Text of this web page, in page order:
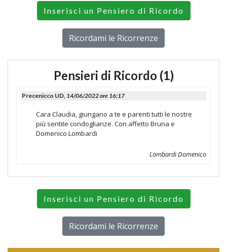
Inserisci un Pensiero di Ricordo
Ricordami le Ricorrenze
Pensieri di Ricordo (1)
Precenicco UD, 14/06/2022 ore 16:17
Cara Claudia, giungano a te e parenti tutti le nostre
più sentite condoglianze. Con affetto Bruna e
Domenico Lombardi
Lombardi Domenico
Inserisci un Pensiero di Ricordo
Ricordami le Ricorrenze